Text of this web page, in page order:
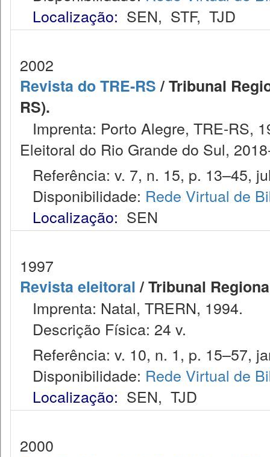
Localização: SEN, STF, TJD
2002
Revista do TRE-RS/ Tribunal
RS).
Imprenta: Porto Alegre, TRE-RS,
Eleitoral do Rio Grande do Sul,
Referência: v. 7, n. 15, p. 13–45,
Disponibilidade: Rede Virtual de
Localização: SEN
1997
Revista eleitoral/ Tribunal
Imprenta: Natal, TRERN, 1994.
Descrição Física: 24 v.
Referência: v. 10, n. 1, p. 15–57,
Disponibilidade: Rede Virtual de
Localização: SEN, TJD
2000